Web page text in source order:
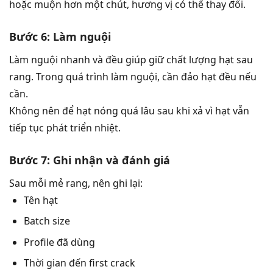
hoặc muộn hơn một chút, hương vị có thể thay đổi.
Bước 6: Làm nguội
Làm nguội nhanh và đều giúp giữ chất lượng hạt sau
rang. Trong quá trình làm nguội, cần đảo hạt đều nếu
cần.
Không nên để hạt nóng quá lâu sau khi xả vì hạt vẫn
tiếp tục phát triển nhiệt.
Bước 7: Ghi nhận và đánh giá
Sau mỗi mẻ rang, nên ghi lại:
Tên hạt
Batch size
Profile đã dùng
Thời gian đến first crack